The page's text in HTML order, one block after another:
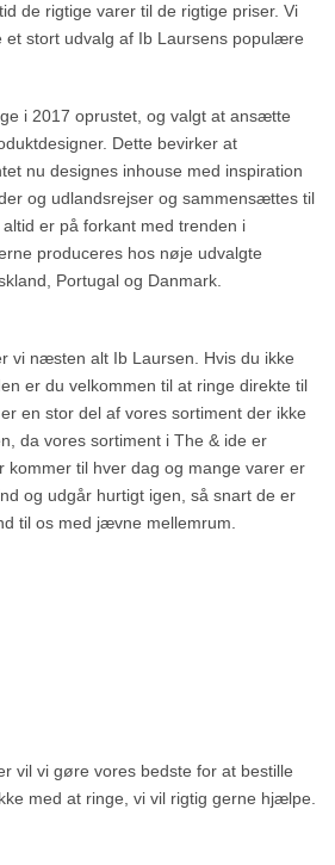
de rigtige varer til de rigtige priser. Vi
et stort udvalg af Ib Laursens populære
i 2017 oprustet, og valgt at ansætte
Dette bevirker at
nu designes inhouse med inspiration
og udlandsrejser og sammensættes til
er på forkant med trenden i
produceres hos nøje udvalgte
Portugal og Danmark.
vi næsten alt Ib Laursen. Hvis du ikke
er du velkommen til at ringe direkte til
en stor del af vores sortiment der ikke
da vores sortiment i The & ide er
kommer til hver dag og mange varer er
og udgår hurtigt igen, så snart de er
til os med jævne mellemrum.
vil vi gøre vores bedste for at bestille
med at ringe, vi vil rigtig gerne hjælpe.